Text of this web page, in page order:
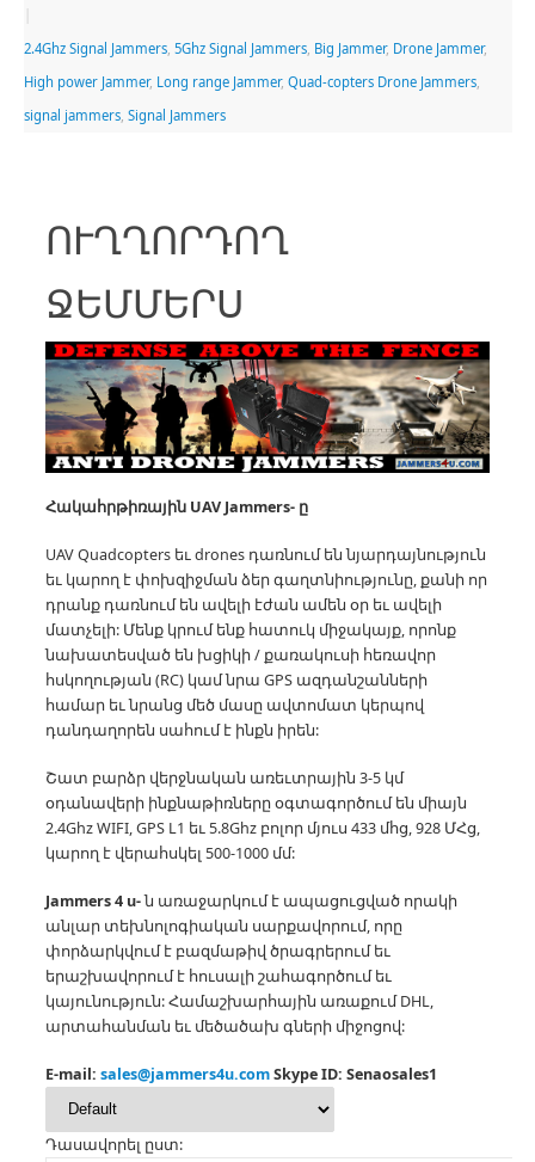
2.4Ghz Signal Jammers, 5Ghz Signal Jammers, Big Jammer, Drone Jammer,
High power Jammer, Long range Jammer, Quad-copters Drone Jammers,
signal jammers, Signal Jammers
ՈՒՂՂՈՐԴՈՂ
ՋԵՄՄԵՐՍ
Հակահրթիռային UAVJammers- ը
UAV Quadcopters եւ drones դառնում են նյարդայնություն
եւ կարող է փոխզիջման ձեր գաղտնիությունը, քանի որ
դրանք դառնում են ավելի էժան ամեն օր եւ ավելի
մատչելի: Մենք կրում ենք հատուկ միջակայք, որոնք
նախատեսված են խցիկի / քառակուսի հեռավոր
հսկողության (RC) կամ նրա GPS ազդանշանների
համար եւ նրանց մեծ մասը ավտոմատ կերպով
դանդաղորեն սահում է ինքն իրեն:
Շատ բարձր վերջնական առեւտրային 3-5 կմ
օդանավերի ինքնաթիռները օգտագործում են միայն
2.4Ghz WIFI, GPS L1 եւ 5.8Ghz բոլոր մյուս 433 մհց, 928 ՄՀց,
կարող է վերահսկել 500-1000 մմ:
Jammers 4 u-ն առաջարկում է ապացուցված որակի
անլար տեխնոլոգիական սարքավորում, որը
փորձարկվում է բազմաթիվ ծրագրերում եւ
երաշխավորում է հուսալի շահագործում եւ
կայունություն:Համաշխարհային առաքում DHL,
արտահանման եւ մեծածախ գների միջոցով:
E-mail: sales@jammers4u.comSkype ID: Senaosales1
Դասավորել ըստ: